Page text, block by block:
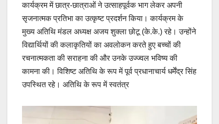
कार्यक्रम में छात्र-छात्राओं ने उत्साहपूर्वक भाग लेकर अपनी
सृजनात्मक प्रतिभा का उत्कृष्ट प्रदर्शन किया। कार्यक्रम के
मुख्य अतिथि मंडल अध्यक्ष अजय शुक्ला छोटू (के.के.) रहे। उन्होंने
विद्यार्थियों की कलाकृतियों का अवलोकन करते हुए बच्चों की
रचनात्मकता की सराहना की और उनके उज्ज्वल भविष्य की
कामना की। विशिष्ट अतिथि के रूप में पूर्व प्रधानाचार्य धर्मेंद्र सिंह
उपस्थित रहे। अतिथि के रूप में स्वतंत्र